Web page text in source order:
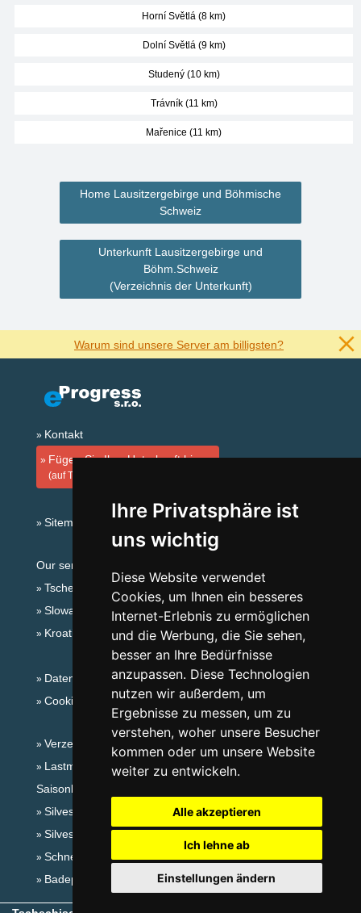
Ihre Privatsphäre ist
uns wichtig
Diese Website verwendet
Cookies, um Ihnen ein besseres
Internet-Erlebnis zu ermöglichen
und die Werbung, die Sie sehen,
besser an Ihre Bedürfnisse
anzupassen. Diese Technologien
nutzen wir außerdem, um
Ergebnisse zu messen, um zu
verstehen, woher unsere Besucher
kommen oder um unsere Website
weiter zu entwickeln.
Alle akzeptieren
Ich lehne ab
Einstellungen ändern
Horní Světlá (8 km)
Dolní Světlá (9 km)
Studený (10 km)
Trávník (11 km)
Mařenice (11 km)
Home Lausitzergebirge und Böhmische
Schweiz
Unterkunft Lausitzergebirge und
Böhm.Schweiz
(Verzeichnis der Unterkunft)
Warum sind unsere Server am billigsten?
Kontakt
Fügen Sie Ihre Unterkunft hinzu
(auf Tschechisch)
Sitemap
Our servers:
Tschechische Gebirge
Slowakische Gebirge
Kroatien
Datenschutz
Cookies
Verzeichnis der Unterkunft
Lastminute Lausitzergebirge und Böhm.Schweiz
Saisonlinks:
Silvester Lausitzergebirge und Böhm.Schweiz
Silvester im Gebirge 2025/26
Schneehöhen
Badeplätze